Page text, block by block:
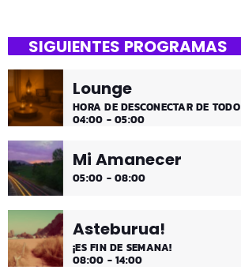
SIGUIENTES PROGRAMAS
Lounge
HORA DE DESCONECTAR DE TODO
04:00 - 05:00
Mi Amanecer
05:00 - 08:00
Asteburua!
¡ES FIN DE SEMANA!
08:00 - 14:00